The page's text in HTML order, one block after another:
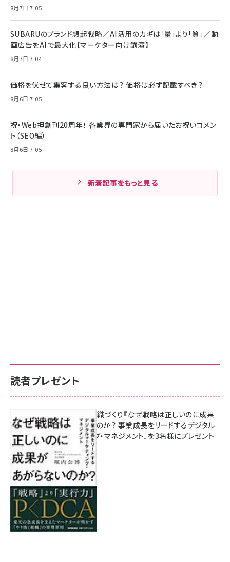
8月7日 7:05
SUBARUのブランド想起戦略／AI活用のカギは「量」より「質」／動
画広告をAIで最大化【マーケター向け講演】
8月7日 7:04
価格を伏せて集客する良い方法は？ 価格は必ず記載すべき？
8月6日 7:05
祝・Web担創刊20周年！ 各業界の専門家から届いたお祝いコメン
ト（SEO編）
8月6日 7:05
新着記事をもっと見る
読者プレゼント
成果を生む組織づくり『なぜ戦略は正しいのに成果
があがらないのか？ 事業成長をリードするデジタル
マーケティング・マネジメント』を3名様にプレゼント
8月7日 10:00